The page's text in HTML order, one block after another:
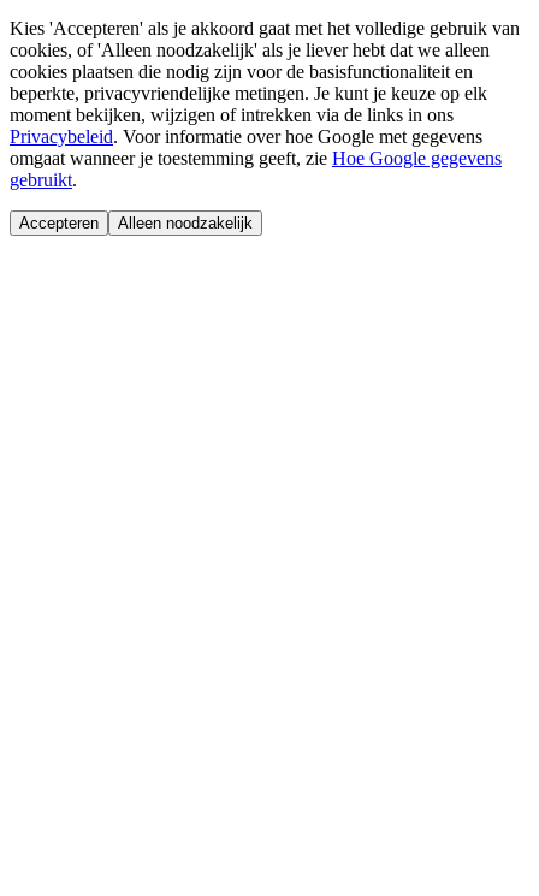
Kies 'Accepteren' als je akkoord gaat met het volledige gebruik van
cookies, of 'Alleen noodzakelijk' als je liever hebt dat we alleen
cookies plaatsen die nodig zijn voor de basisfunctionaliteit en
beperkte, privacyvriendelijke metingen. Je kunt je keuze op elk
moment bekijken, wijzigen of intrekken via de links in ons
Privacybeleid. Voor informatie over hoe Google met gegevens
omgaat wanneer je toestemming geeft, zie Hoe Google gegevens
gebruikt.
Accepteren Alleen noodzakelijk